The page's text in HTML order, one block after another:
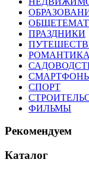
ПРАЗДНИКИ
РОМАНТИКА
СПОРТ
ФИЛЬМЫ
Рекомендуем
Каталог